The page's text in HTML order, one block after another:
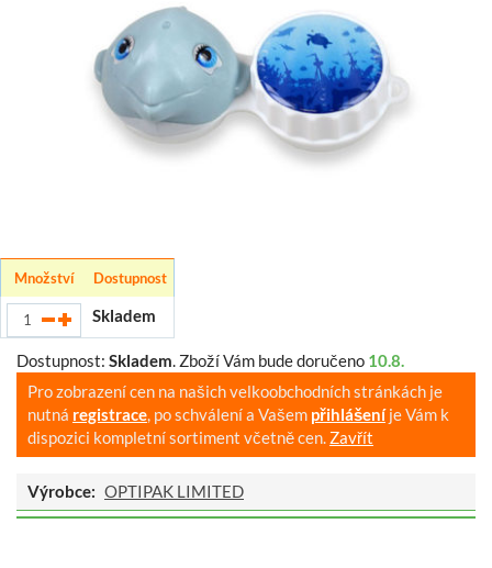
Množství Dostupnost
Skladem
Dostupnost: Skladem. Zboží Vám bude doručeno 10.8.
Pro zobrazení cen na našich velkoobchodních stránkách je
nutná registrace, po schválení a Vašem přihlášeníje Vám k
dispozici kompletní sortiment včetně cen. Zavřít
Výrobce: OPTIPAK LIMITED